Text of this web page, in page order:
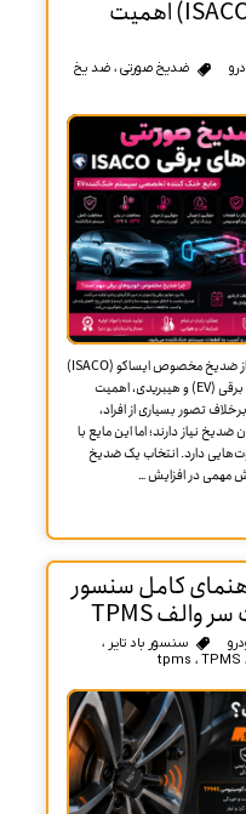
استفاده از
ضدیخ مخصوص ایساکو (ISACO) اهمیت
ضدیخ صورتی ،ضد یخ
اهمیت دارد؟ با گسترش استفاده از خودروهای برقی (EV) و هیبریدی، اهمیت
بسیاری از افراد،
دارند؛ اما این مایع با